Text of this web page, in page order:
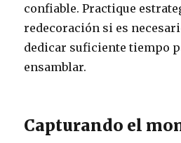
confiable. Practique
redecoración si es
dedicar suficiente tiempo
ensamblar.
Capturando el